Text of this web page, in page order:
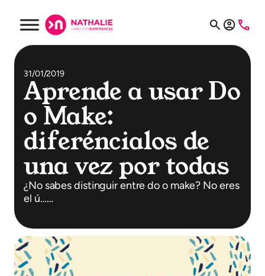
31/01/2019
Aprende a usar Do
o Make:
diferéncialos de
una vez por todas
¿No sabes distinguir entre do o make? No eres
el ú……